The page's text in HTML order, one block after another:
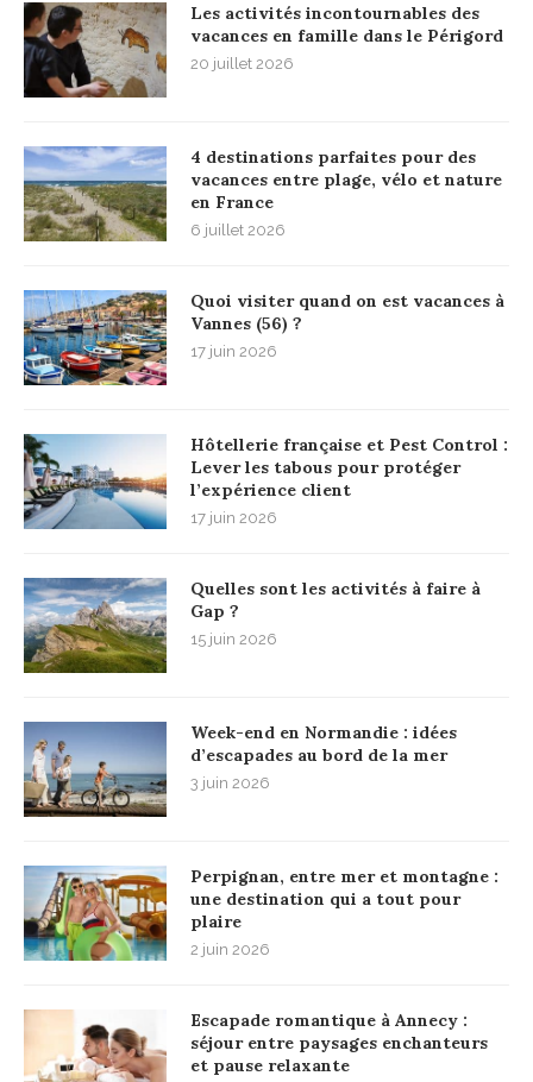
Les activités incontournables des
vacances en famille dans le Périgord
20 juillet 2026
4 destinations parfaites pour des
vacances entre plage, vélo et nature
en France
6 juillet 2026
Quoi visiter quand on est vacances à
Vannes (56) ?
17 juin 2026
Hôtellerie française et Pest Control :
Lever les tabous pour protéger
l’expérience client
17 juin 2026
Quelles sont les activités à faire à
Gap ?
15 juin 2026
Week-end en Normandie : idées
d’escapades au bord de la mer
3 juin 2026
Perpignan, entre mer et montagne :
une destination qui a tout pour
plaire
2 juin 2026
Escapade romantique à Annecy :
séjour entre paysages enchanteurs
et pause relaxante